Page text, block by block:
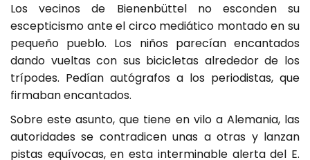
Los vecinos de Bienenbüttel no esconden su
escepticismo ante el circo mediático montado en su
pequeño pueblo. Los niños parecían encantados
dando vueltas con sus bicicletas alrededor de los
trípodes. Pedían autógrafos a los periodistas, que
firmaban encantados.
Sobre este asunto, que tiene en vilo a Alemania, las
autoridades se contradicen unas a otras y lanzan
pistas equívocas, en esta interminable alerta del E.